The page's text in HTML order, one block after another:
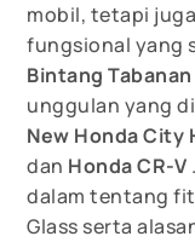
mobil, tetapi
fungsional yang
Bintang Tabanan
unggulan yang
New Honda City
dan Honda CR-V
dalam tentang
Glass serta